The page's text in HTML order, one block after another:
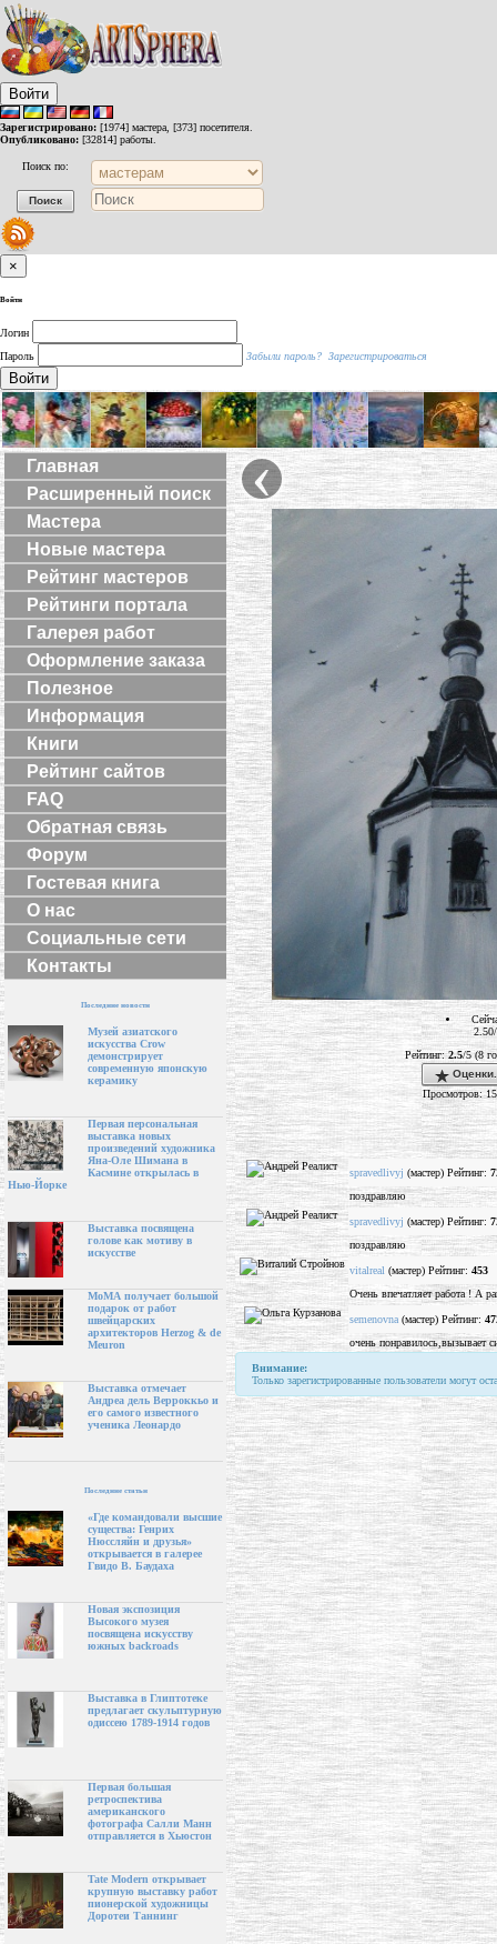
Войти
Зарегистрировано: [1974] мастера, [373] посетителя.
Опубликовано: [32814] работы.
Поиск по:
×
Войти
Логин
Пароль
Забыли пароль? Зарегистрироваться
Войти
Главная
Расширенный поиск
Мастера
Новые мастера
Рейтинг мастеров
Рейтинги портала
Галерея работ
Оформление заказа
Полезное
Информация
Книги
Рейтинг сайтов
FAQ
Обратная связь
Форум
Гостевая книга
О нас
Социальные сети
Контакты
Последние новости
Музей азиатского
искусства Crow
демонстрирует
современную японскую
керамику
Первая персональная
выставка новых
произведений художника
Яна-Оле Шимана в
Касмине открылась в
Нью-Йорке
Выставка посвящена
голове как мотиву в
искусстве
МоМА получает большой
подарок от работ
швейцарских
архитекторов Herzog & de
Meuron
Выставка отмечает
Андреа дель Верроккьо и
его самого известного
ученика Леонардо
Последние статьи
«Где командовали высшие
существа: Генрих
Нюссляйн и друзья»
открывается в галерее
Гвидо В. Баудаха
Новая экспозиция
Высокого музея
посвящена искусству
южных backroads
Выставка в Глиптотеке
предлагает скульптурную
одиссею 1789-1914 годов
Первая большая
ретроспектива
американского
фотографа Салли Манн
отправляется в Хьюстон
Tate Modern открывает
крупную выставку работ
пионерской художницы
Доротеи Таннинг
‹
Рейтинг:2.5/5 (8
Оценки.
Просмотров:
spravedlivyj (мастер) Рейтинг:
поздравляю
spravedlivyj (мастер) Рейтинг:
поздравляю
vitalreal (мастер) Рейтинг: 453
Очень впечатляет работа ! А
semenovna (мастер) Рейтинг:
очень понравилось,вызывает
Внимание:
Только зарегистрированные пользователи могут